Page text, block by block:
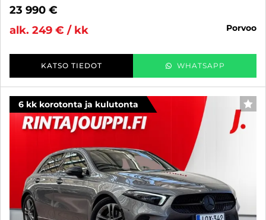
23 990 €
alk. 249 € / kk
porvoo
KATSO TIEDOT WHATSAPP
6 kk korotonta ja kulutonta